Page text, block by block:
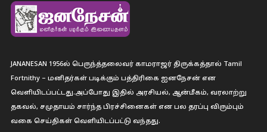
JANANESAN 1956ல் பெருந்த்தலைவர் காமராஜர் திருக்கத்தால் Tamil
Fortnithy – மனிதர்கள் படிக்கும் பத்திரிகை ஐனநேசன் என
வெளியிடப்பட்டது.அப்போது இதில் அரசியல், ஆன்மீகம், வரலாற்று
தகவல், சமுதாயம் சார்ந்த பிரச்சினைகள் என பல தரப்பு விரும்பும்
வகை செய்திகள் வெளியிடப்பட்டு வந்தது.